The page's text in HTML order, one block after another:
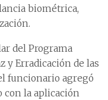
biométrica,
del Programa
y Erradicación de las
funcionario agregó
con la aplicación